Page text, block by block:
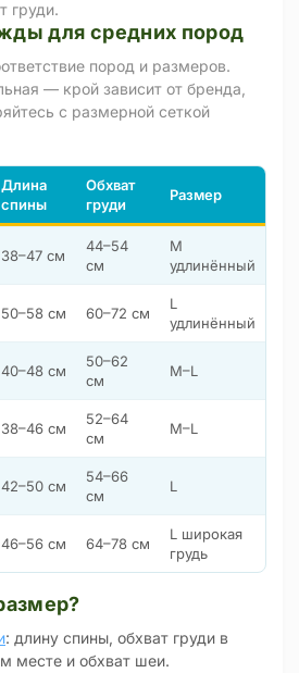
груди.
для средних пород
пород и размеров.
— крой зависит от бренда,
с размерной сеткой
Длина
спины
Обхват
груди
Размер
38–47 см
44–54
см
M
удлинённый
50–58 см 60–72 см
L
удлинённый
40–48 см
50–62
см
M–L
38–46 см
52–64
см
M–L
42–50 см
54–66
см
L
46–56 см 64–78 см
L широкая
грудь
: длину спины, обхват груди в
месте и обхват шеи.